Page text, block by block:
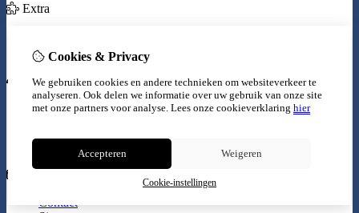
Extra
Aanbiedingen
Mijn account
Inloggen
Nieuwsbrief
Contact
Cookies & Privacy
We gebruiken cookies en andere technieken om websiteverkeer te
analyseren. Ook delen we informatie over uw gebruik van onze site
met onze partners voor analyse. Lees onze cookieverklaring hier
Accepteren Weigeren
Cookie-instellingen